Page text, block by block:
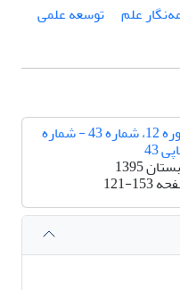
علم
توسعه علمی
دوره 12، شماره 43 - شماره
43
1395
121-153